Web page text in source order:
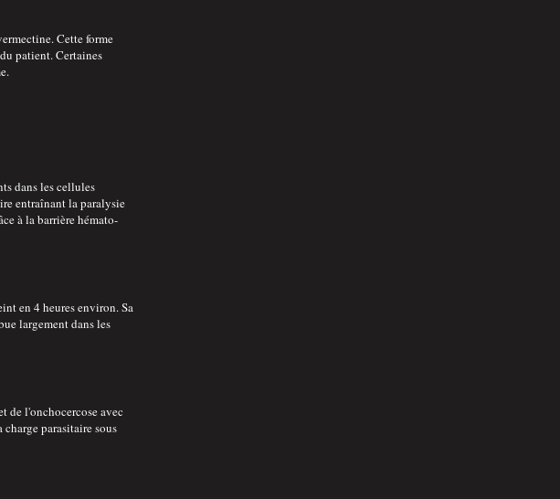
Cette forme
patient. Certaines
dans les cellules
entraînant la paralysie
à la barrière hémato-
en 4 heures environ. Sa
largement dans les
de l'onchocercose avec
parasitaire sous